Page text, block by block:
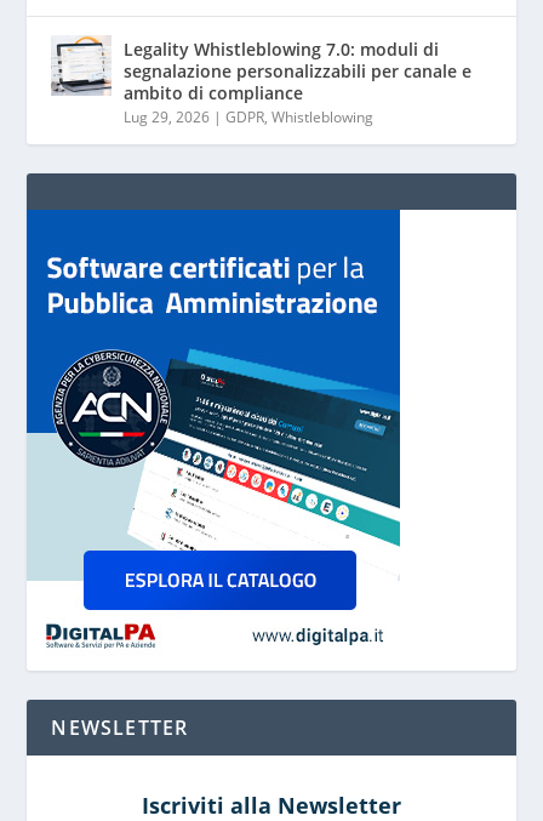
Legality Whistleblowing 7.0: moduli di
segnalazione personalizzabili per canale e
ambito di compliance
Lug 29, 2026 |GDPR,Whistleblowing
NEWSLETTER
Iscriviti alla Newsletter